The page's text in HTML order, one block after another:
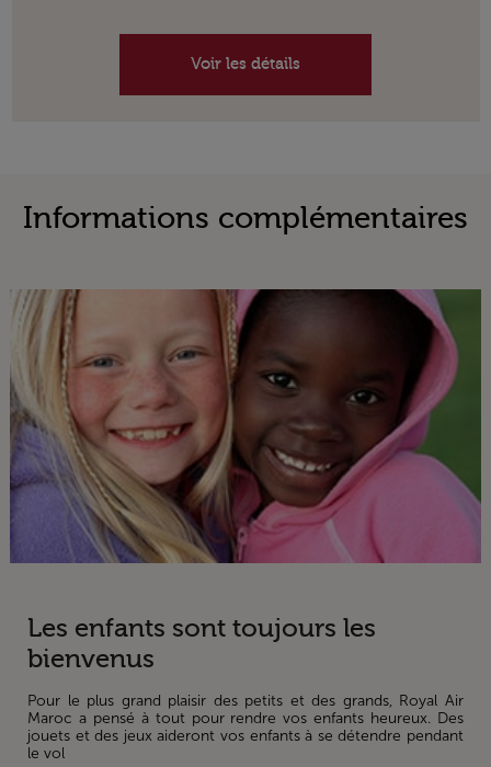
Voir les détails
Informations complémentaires
Les enfants sont toujours les
bienvenus
Pour le plus grand plaisir des petits et des grands, Royal Air
Maroc a pensé à tout pour rendre vos enfants heureux. Des
jouets et des jeux aideront vos enfants à se détendre pendant
le vol